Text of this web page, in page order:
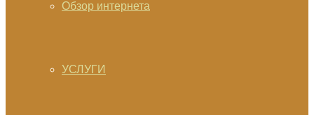
Обзор интернета
УСЛУГИ